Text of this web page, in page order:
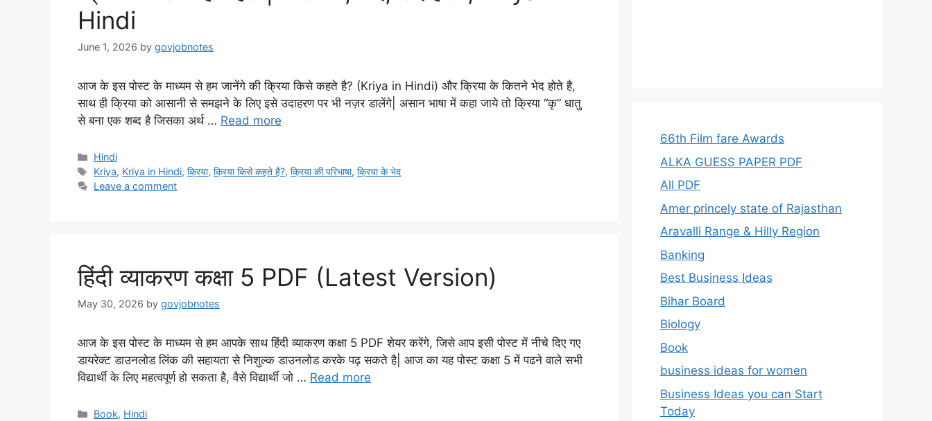
Hindi
June 1, 2026 by govjobnotes
आज के इस पोस्ट के माध्यम से हम जानेंगे की क्रिया किसे कहते है? (Kriya in Hindi) और क्रिया के कितने भेद होते है,
साथ ही क्रिया को आसानी से समझने के लिए इसे उदाहरण पर भी नज़र डालेंगे| असान भाषा में कहा जाये तो क्रिया “कृ” धातु
से बना एक शब्द है जिसका अर्थ … Read more
Categories
Hindi
Tags
Kriya, Kriya in Hindi,क्रिया,क्रिया किसे कहते है?,क्रिया की परिभाषा,क्रिया के भेद
Leave a comment
हिंदी व्याकरण कक्षा 5 PDF (Latest Version)
May 30, 2026 by govjobnotes
आज के इस पोस्ट के माध्यम से हम आपके साथ हिंदी व्याकरण कक्षा 5 PDF शेयर करेंगे, जिसे आप इसी पोस्ट में नीचे दिए गए
डायरेक्ट डाउनलोड लिंक की सहायता से निशुल्क डाउनलोड करके पढ़ सकते है| आज का यह पोस्ट कक्षा 5 में पढने वाले सभी
विद्यार्थी के लिए महत्वपूर्ण हो सकता है, वैसे विद्यार्थी जो … Read more
Categories
Book, Hindi
66th Film fare Awards
ALKA GUESS PAPER PDF
All PDF
Amer princely state of Rajasthan
Aravalli Range & Hilly Region
Banking
Best Business Ideas
Bihar Board
Biology
Book
business ideas for women
Business Ideas you can Start
Today